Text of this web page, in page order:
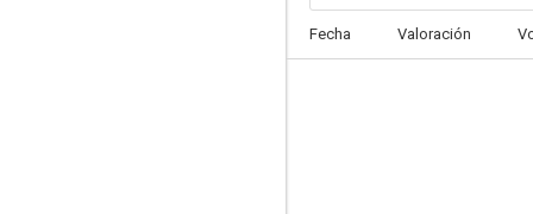
Fecha Valoración